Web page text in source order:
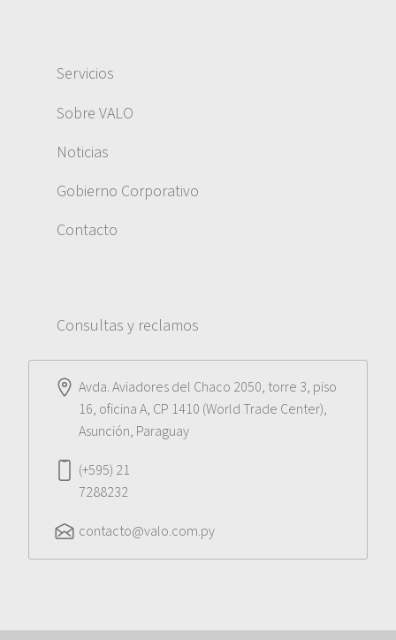
Servicios
Sobre VALO
Noticias
Gobierno Corporativo
Contacto
Consultas y reclamos
Avda. Aviadores del Chaco 2050, torre 3, piso
16, oficina A, CP 1410 (World Trade Center),
Asunción, Paraguay
(+595) 21
7288232
contacto@valo.com.py